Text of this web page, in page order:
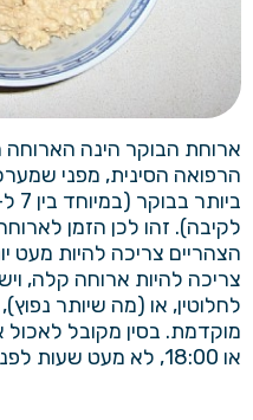
ארוחת הבוקר הינה הארוחה
הרפואה הסינית, מפני
לקיבה). זהו לכן הזמן
הצהריים צריכה להיות מעט
צריכה להיות ארוחה קלה,
לחלוטין, או (מה שיותר
או 18:00, לא מעט שעות לפני השינה.